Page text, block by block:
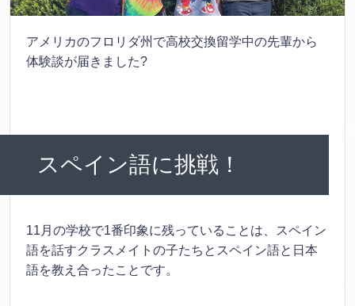
アメリカのフロリダ州で高校交換留学中の先輩から
体験談が届きました?
スペイン語に挑戦！
11月の学校で1番印象に残っていることは、スペイン
語を話すクラスメイトの子たちとスペイン語と日本
語を教え合ったことです。